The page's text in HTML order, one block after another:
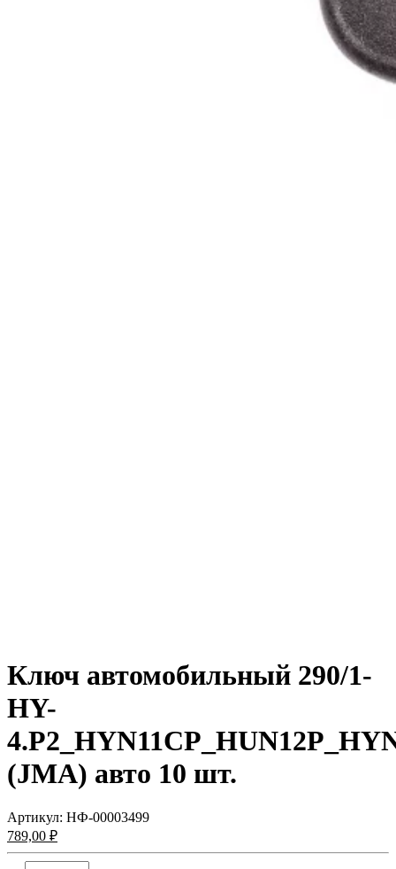
Ключ автомобильный 290/1-
HY-
(JMA) авто 10 шт.
Артикул: НФ-00003499
789,00 ₽